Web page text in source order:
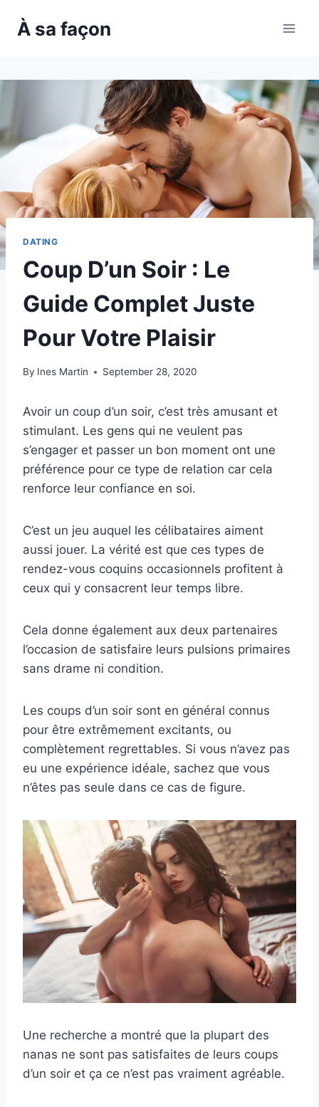
À sa façon
DATING
Coup D’un Soir : Le
Guide Complet Juste
Pour Votre Plaisir
By Ines Martin September 28, 2020
Avoir un coup d’un soir, c’est très amusant et
stimulant. Les gens qui ne veulent pas
s’engager et passer un bon moment ont une
préférence pour ce type de relation car cela
renforce leur confiance en soi.
C’est un jeu auquel les célibataires aiment
aussi jouer. La vérité est que ces types de
rendez-vous coquins occasionnels profitent à
ceux qui y consacrent leur temps libre.
Cela donne également aux deux partenaires
l’occasion de satisfaire leurs pulsions primaires
sans drame ni condition.
Les coups d’un soir sont en général connus
pour être extrêmement excitants, ou
complètement regrettables. Si vous n’avez pas
eu une expérience idéale, sachez que vous
n’êtes pas seule dans ce cas de figure.
Une recherche a montré que la plupart des
nanas ne sont pas satisfaites de leurs coups
d’un soir et ça ce n’est pas vraiment agréable.